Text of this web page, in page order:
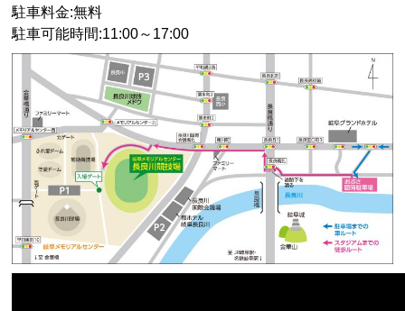
駐車料金:無料
駐車可能時間:11:00～ 17:00